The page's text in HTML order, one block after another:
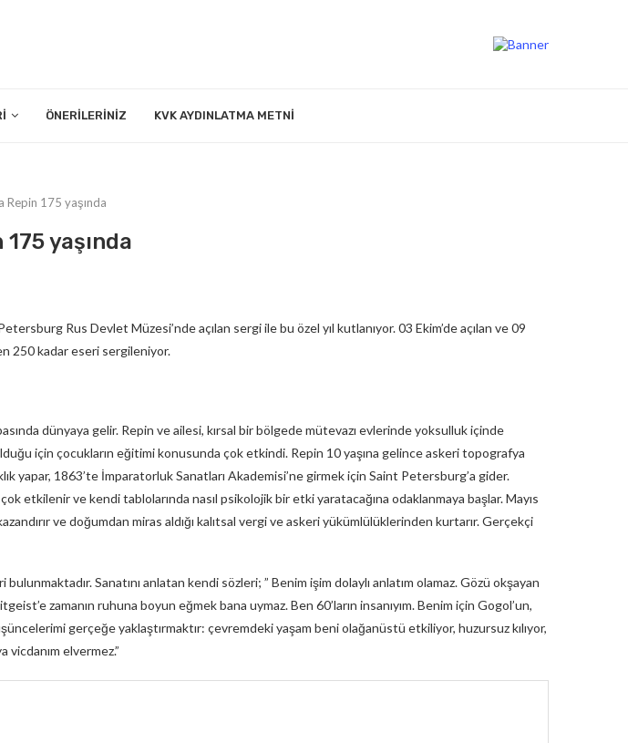
ÖNERILERINIZ KVK AYDINLATMA METNI
Repin 175 yaşında
yaşında
Rus Devlet Müzesi’nde açılan sergi ile bu özel yıl kutlanıyor. 03 Ekim’de açılan ve 09
250 kadar eseri sergileniyor.
dünyaya gelir. Repin ve ailesi, kırsal bir bölgede mütevazı evlerinde yoksulluk içinde
için çocukların eğitimi konusunda çok etkindi. Repin 10 yaşına gelince askeri topografya
yapar, 1863’te İmparatorluk Sanatları Akademisi’ne girmek için Saint Petersburg’a gider.
etkilenir ve kendi tablolarında nasıl psikolojik bir etki yaratacağına odaklanmaya başlar. Mayıs
ve doğumdan miras aldığı kalıtsal vergi ve askeri yükümlülüklerinden kurtarır. Gerçekçi
Sanatını anlatan kendi sözleri; ” Benim işim dolaylı anlatım olamaz. Gözü okşayan
zamanın ruhuna boyun eğmek bana uymaz. Ben 60’ların insanıyım. Benim için Gogol’un,
gerçeğe yaklaştırmaktır: çevremdeki yaşam beni olağanüstü etkiliyor, huzursuz kılıyor,
vicdanım elvermez.”